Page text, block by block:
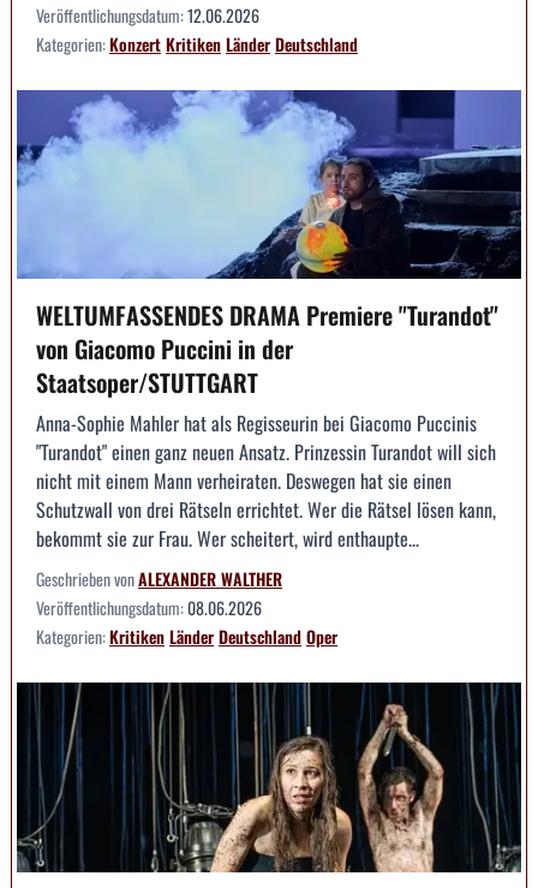
Veröffentlichungsdatum:12.06.2026
Kategorien:KonzertKritikenLänderDeutschland
WELTUMFASSENDES DRAMA Premiere "Turandot"
von Giacomo Puccini in der
Staatsoper/STUTTGART
Anna-Sophie Mahler hat als Regisseurin bei Giacomo Puccinis
"Turandot" einen ganz neuen Ansatz. Prinzessin Turandot will sich
nicht mit einem Mann verheiraten. Deswegen hat sie einen
Schutzwall von drei Rätseln errichtet. Wer die Rätsel lösen kann,
bekommt sie zur Frau. Wer scheitert, wird enthaupte...
Geschrieben vonALEXANDER WALTHER
Veröffentlichungsdatum:08.06.2026
Kategorien:KritikenLänderDeutschlandOper